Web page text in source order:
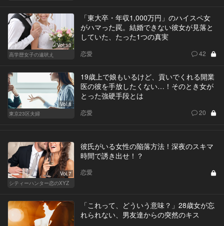
Vol.13
高学歴女子の遠吠え
「東大卒・年収1,000万円」のハイスペ女
がハマった罠。結婚できない彼女が見落と
していた、たった1つの真実
恋愛 42
Vol.8
東京23区夫婦
19歳上で娘もいるけど、貢いでくれる開業
医の彼を手放したくない…！そのとき女が
とった強硬手段とは
恋愛 20
Vol.7
シティーハンター恋のXYZ
彼氏がいる女性の陥落方法！深夜のスキマ
時間で誘き出せ！？
恋愛
「これって、どういう意味？」28歳女が忘
れられない、男友達からの突然のキス